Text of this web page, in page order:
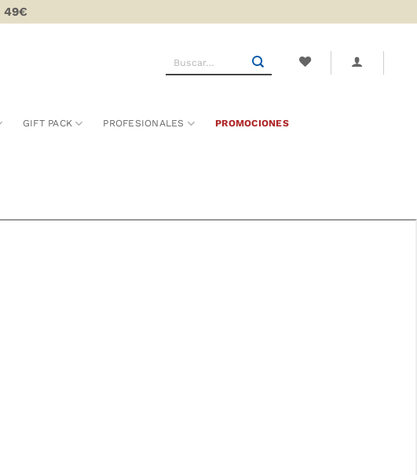
49€
GIFT PACK PROFESIONALES PROMOCIONES